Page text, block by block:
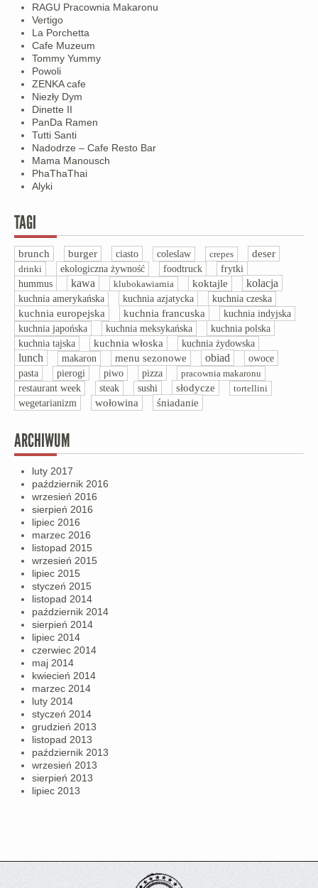
RAGU Pracownia Makaronu
Vertigo
La Porchetta
Cafe Muzeum
Tommy Yummy
Powoli
ZENKA cafe
Niezły Dym
Dinette II
PanDa Ramen
Tutti Santi
Nadodrze – Cafe Resto Bar
Mama Manousch
PhaThaThai
Alyki
TAGI
brunch burger ciasto coleslaw crepes deser
drinki ekologiczna żywność foodtruck frytki
hummus kawa klubokawiarnia koktajle kolacja
kuchnia amerykańska kuchnia azjatycka kuchnia czeska
kuchnia europejska kuchnia francuska
kuchnia indyjska
kuchnia japońska
kuchnia meksykańska kuchnia polska
kuchnia tajska kuchnia włoska kuchnia żydowska
lunch makaron menu sezonowe obiad
owoce
pasta
pierogi piwo pizza
pracownia makaronu
restaurant week
steak sushi słodycze tortellini
wegetarianizm wołowina śniadanie
ARCHIWUM
luty 2017
październik 2016
wrzesień 2016
sierpień 2016
lipiec 2016
marzec 2016
listopad 2015
wrzesień 2015
lipiec 2015
styczeń 2015
listopad 2014
październik 2014
sierpień 2014
lipiec 2014
czerwiec 2014
maj 2014
kwiecień 2014
marzec 2014
luty 2014
styczeń 2014
grudzień 2013
listopad 2013
październik 2013
wrzesień 2013
sierpień 2013
lipiec 2013